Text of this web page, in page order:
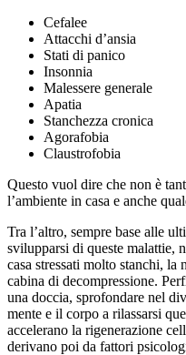
Cefalee
Attacchi d’ansia
Stati di panico
Insonnia
Malessere generale
Apatia
Stanchezza cronica
Agorafobia
Claustrofobia
Questo vuol dire che non è
l’ambiente in casa e anche
Tra l’altro, sempre base alle
svilupparsi di queste malattie,
casa stressati molto stanchi, la
cabina di decompressione.
una doccia, sprofondare nel
mente e il corpo a rilassarsi
accelerano la rigenerazione
derivano poi da fattori